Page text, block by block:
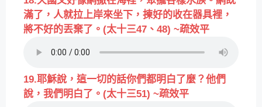
滿了，人就拉上岸來坐下，揀好的收在器具裡，
將不好的丟棄了。(太十三47、48) ~疏效平
19.耶穌說，這一切的話你們都明白了麼？他們
說，我們明白了。(太十三51) ~疏效平